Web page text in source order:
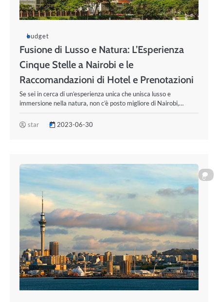
budget
Fusione di Lusso e Natura: L’Esperienza
Cinque Stelle a Nairobi e le
Raccomandazioni di Hotel e Prenotazioni
Se sei in cerca di un’esperienza unica che unisca lusso e
immersione nella natura, non c’è posto migliore di Nairobi,…
star 2023-06-30
0